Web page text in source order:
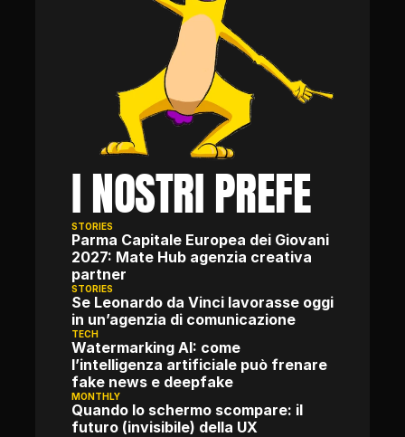
I NOSTRI PREFE
STORIES
Parma Capitale Europea dei Giovani
2027: Mate Hub agenzia creativa
partner
STORIES
Se Leonardo da Vinci lavorasse oggi
in un’agenzia di comunicazione
TECH
Watermarking AI: come
l’intelligenza artificiale può frenare
fake news e deepfake
MONTHLY
Quando lo schermo scompare: il
futuro (invisibile) della UX